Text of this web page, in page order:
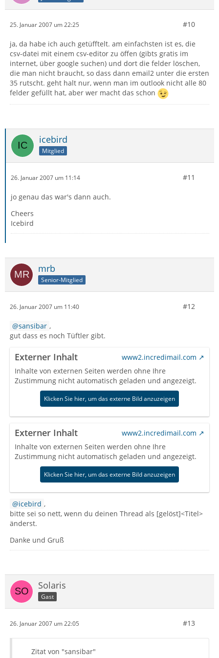
25. Januar 2007 um 22:25 #10
ja, da habe ich auch getüfftelt. am einfachsten ist es, die
csv-datei mit einem csv-editor zu öffen (gibts gratis im
internet, über google suchen) und dort die felder löschen,
die man nicht braucht, so dass dann email2 unter die ersten
35 rutscht. geht halt nur, wenn man im outlook nicht alle 80
felder gefüllt hat, aber wer macht das schon
icebird
Mitglied
26. Januar 2007 um 11:14 #11
jo genau das war's dann auch.
Cheers
Icebird
mrb
Senior-Mitglied
26. Januar 2007 um 11:40 #12
sansibar ,
gut dass es noch Tüftler gibt.
Externer Inhalt
www2.incredimail.com
Inhalte von externen Seiten werden ohne Ihre
Zustimmung nicht automatisch geladen und angezeigt.
Klicken Sie hier, um das externe Bild anzuzeigen
Externer Inhalt
www2.incredimail.com
Inhalte von externen Seiten werden ohne Ihre
Zustimmung nicht automatisch geladen und angezeigt.
Klicken Sie hier, um das externe Bild anzuzeigen
icebird ,
bitte sei so nett, wenn du deinen Thread als [gelöst]<Titel>
änderst.
Danke und Gruß
Solaris
Gast
26. Januar 2007 um 22:05 #13
Zitat von "sansibar"